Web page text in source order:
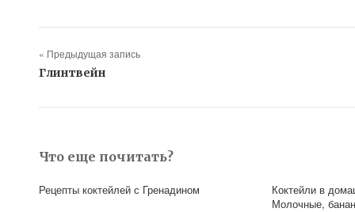
« Предыдущая запись
Глинтвейн
Что еще почитать?
Рецепты коктейлей с Гренадином
Коктейли в
Молочные,